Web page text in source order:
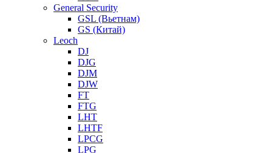
General Security
GSL (Вьетнам)
GS (Китай)
Leoch
DJ
DJG
DJM
DJW
FT
FTG
LHT
LHTF
LPCG
LPG